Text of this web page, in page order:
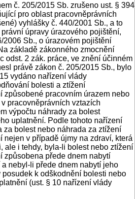
č. 205/2015 Sb. zrušeno ust. § 394
pro oblast pracovněprávních
vyhlášky č. 440/2001 Sb., a to
úpravy úrazového pojištění,
2006 Sb., o úrazovém pojištění
základě zákonného zmocnění
odst. 2 zák. práce, ve znění účinném
právě zákon č. 205/2015 Sb., bylo
vydáno nařízení vlády
bolesti a ztížení
způsobené pracovním úrazem nebo
pracovněprávních vztazích
výpočtu náhrady za bolest
uplatnění. Podle tohoto nařízení
za bolest nebo náhrada za ztížení
nejen v případě újmy na zdraví, která
ale i tehdy, byla-li bolest nebo ztížení
způsobena přede dnem nabytí
nebyl-li přede dnem nabytí jeho
k odškodnění bolesti nebo
(ust. § 10 nařízení vlády